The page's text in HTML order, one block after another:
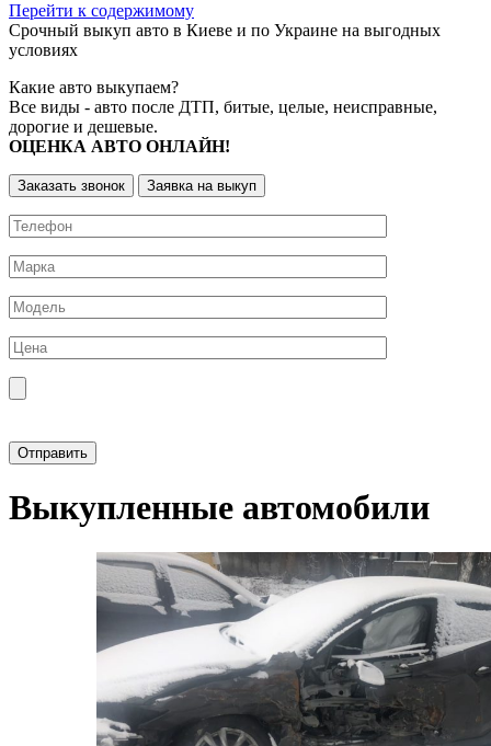
Перейти к содержимому
Срочный выкуп авто в Киеве и по Украине на выгодных
условиях
Какие авто выкупаем?
Все виды - авто после ДТП, битые, целые, неисправные,
дорогие и дешевые.
ОЦЕНКА АВТО ОНЛАЙН!
Заказать звонок Заявка на выкуп
Выкупленные автомобили